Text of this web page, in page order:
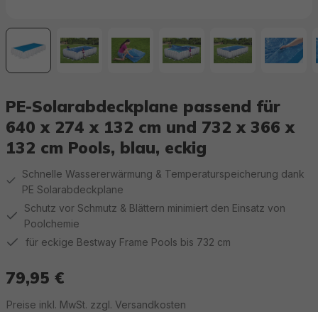
PE-Solarabdeckplane passend für
640 x 274 x 132 cm und 732 x 366 x
132 cm Pools, blau, eckig
Schnelle Wassererwärmung & Temperaturspeicherung dank
PE Solarabdeckplane
Schutz vor Schmutz & Blättern minimiert den Einsatz von
Poolchemie
für eckige Bestway Frame Pools bis 732 cm
79,95 €
Preise inkl. MwSt. zzgl. Versandkosten